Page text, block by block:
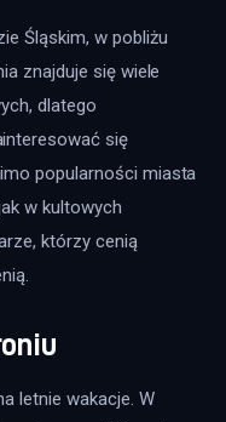
Śląskim, w pobliżu
znajduje się wiele
dlatego
się
popularności miasta
w kultowych
którzy cenią
letnie wakacje. W